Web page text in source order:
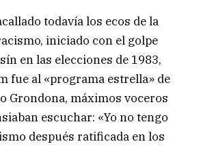
todavía los ecos de la
iniciado con el golpe
en las elecciones de 1983,
fue al «programa estrella» de
Grondona, máximos voceros
escuchar: «Yo no tengo
después ratificada en los